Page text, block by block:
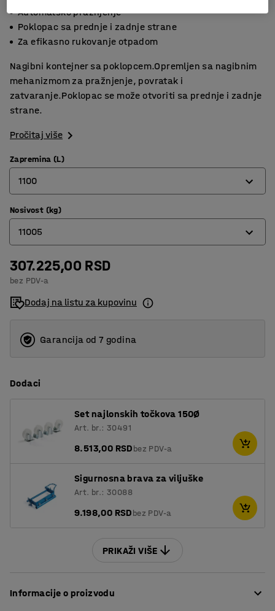
Automatsko pražnjenje
Poklopac sa prednje i zadnje strane
Za efikasno rukovanje otpadom
Nagibni kontejner sa poklopcem.Opremljen sa nagibnim
mehanizmom za pražnjenje, povratak i
zatvaranje.Poklopac se može otvoriti sa prednje i zadnje
strane.
Pročitaj više
Zapremina (L)
1100
150
300
600
900
1100
1600
Nosivost (kg)
11005
150
300
600
900
2000
307.225,00 RSD
bez PDV-a
Dodaj na listu za kupovinu
Garancija od 7 godina
Dodaci
Set najlonskih točkova 150Ø
Art. br.: 30491
8.513,00 RSDbez PDV-a
Sigurnosna brava za viljuške
Art. br.: 30088
9.198,00 RSDbez PDV-a
PRIKAŽI VIŠE
Informacije o proizvodu